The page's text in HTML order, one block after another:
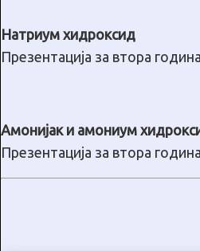
Натриум хидроксид
Презентација за втора
Амонијак и амониум
Презентација за втора